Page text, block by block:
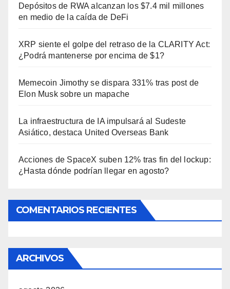
Depósitos de RWA alcanzan los $7.4 mil millones
en medio de la caída de DeFi
XRP siente el golpe del retraso de la CLARITY Act:
¿Podrá mantenerse por encima de $1?
Memecoin Jimothy se dispara 331% tras post de
Elon Musk sobre un mapache
La infraestructura de IA impulsará al Sudeste
Asiático, destaca United Overseas Bank
Acciones de SpaceX suben 12% tras fin del lockup:
¿Hasta dónde podrían llegar en agosto?
COMENTARIOS RECIENTES
ARCHIVOS